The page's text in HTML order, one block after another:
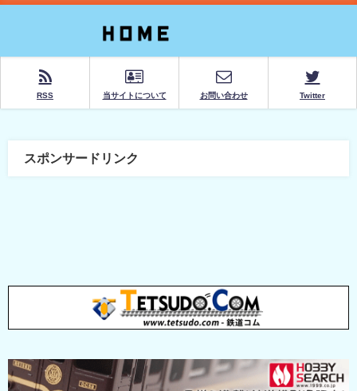
RSS 当サイトについて お問い合わせ Twitter
スポンサードリンク